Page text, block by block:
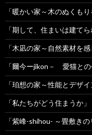
「暖かい家～木のぬくも
「期して、住まいは建てら
「木凪の家～自然素材を
「爾今ーjikon－ 愛猫との
「珀想の家～性能とデザ
「私たちがどう住まうか」
「紫峰-shihou- ～畳敷き